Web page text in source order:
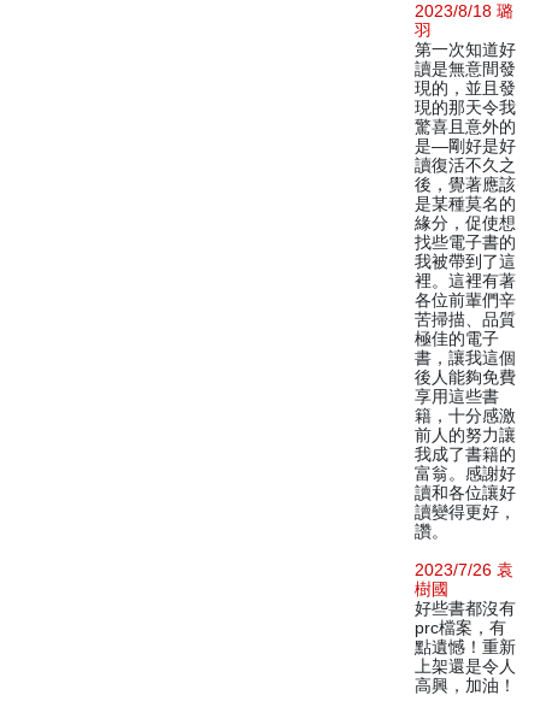
2023/8/18 璐
羽
第一次知道好
讀是無意間發
現的，並且發
現的那天令我
驚喜且意外的
是—剛好是好
讀復活不久之
後，覺著應該
是某種莫名的
緣分，促使想
找些電子書的
我被帶到了這
裡。這裡有著
各位前輩們辛
苦掃描、品質
極佳的電子
書，讓我這個
後人能夠免費
享用這些書
籍，十分感激
前人的努力讓
我成了書籍的
富翁。感謝好
讀和各位讓好
讀變得更好，
讚。
2023/7/26 袁
樹國
好些書都沒有
prc檔案，有
點遺憾！重新
上架還是令人
高興，加油！